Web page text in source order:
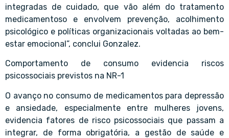
integradas de cuidado, que vão além do tratamento
medicamentoso e envolvem prevenção, acolhimento
psicológico e políticas organizacionais voltadas ao bem-
estar emocional”, conclui Gonzalez.
Comportamento de consumo evidencia riscos
psicossociais previstos na NR-1
O avanço no consumo de medicamentos para depressão
e ansiedade, especialmente entre mulheres jovens,
evidencia fatores de risco psicossociais que passam a
integrar, de forma obrigatória, a gestão de saúde e